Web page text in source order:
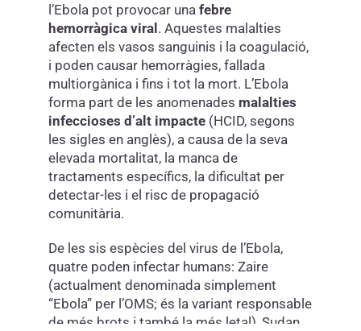
l’Ebola pot provocar una febre
hemorràgica viral. Aquestes malalties
afecten els vasos sanguinis i la coagulació,
i poden causar hemorràgies, fallada
multiorgànica i fins i tot la mort. L’Ebola
forma part de les anomenades malalties
infeccioses d’alt impacte(HCID, segons
les sigles en anglès), a causa de la seva
elevada mortalitat, la manca de
tractaments específics, la dificultat per
detectar-les i el risc de propagació
comunitària.
De les sis espècies del virus de l’Ebola,
quatre poden infectar humans: Zaire
(actualment denominada simplement
“Ebola” per l’OMS; és la variant responsable
de més brots i també la més letal), Sudan,